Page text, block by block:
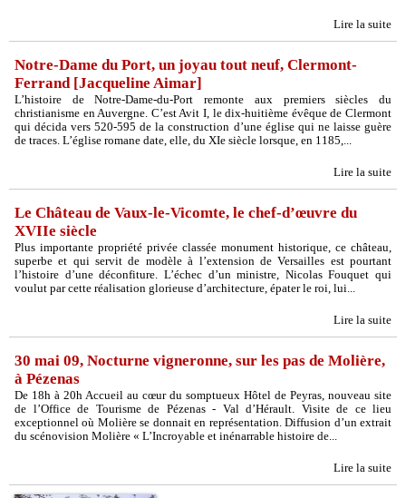
Lire la suite
Notre-Dame du Port, un joyau tout neuf, Clermont-
Ferrand [Jacqueline Aimar]
L’histoire de Notre-Dame-du-Port remonte aux premiers siècles du
christianisme en Auvergne. C’est Avit I, le dix-huitième évêque de Clermont
qui décida vers 520-595 de la construction d’une église qui ne laisse guère
de traces. L’église romane date, elle, du XIe siècle lorsque, en 1185,...
Lire la suite
Le Château de Vaux-le-Vicomte, le chef-d’œuvre du
XVIIe siècle
Plus importante propriété privée classée monument historique, ce château,
superbe et qui servit de modèle à l’extension de Versailles est pourtant
l’histoire d’une déconfiture. L’échec d’un ministre, Nicolas Fouquet qui
voulut par cette réalisation glorieuse d’architecture, épater le roi, lui...
Lire la suite
30 mai 09, Nocturne vigneronne, sur les pas de Molière,
à Pézenas
De 18h à 20h Accueil au cœur du somptueux Hôtel de Peyras, nouveau site
de l’Office de Tourisme de Pézenas - Val d’Hérault. Visite de ce lieu
exceptionnel où Molière se donnait en représentation. Diffusion d’un extrait
du scénovision Molière « L’Incroyable et inénarrable histoire de...
Lire la suite